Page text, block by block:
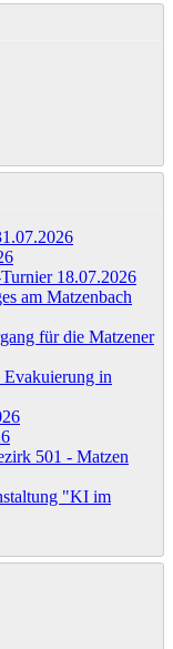
18.07.2026
am Matzenbach
für die Matzener
Evakuierung in
501 - Matzen
"KI im